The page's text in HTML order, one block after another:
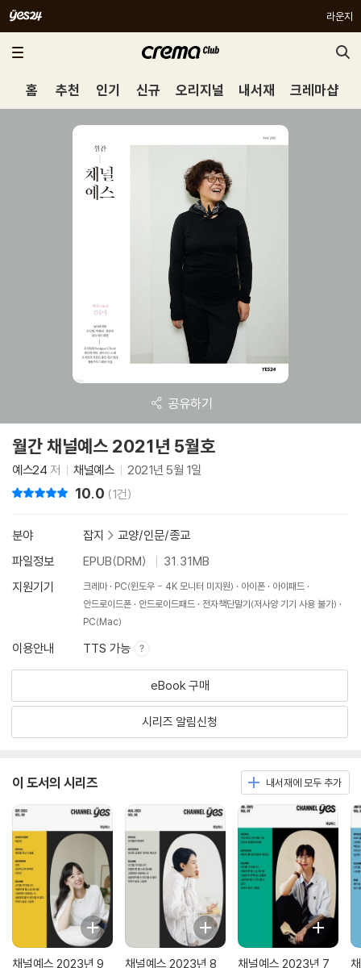
라운지
홈 추천 인기 신규 오리지널 내서재 크레마샵
공유하기
월간 채널예스 2021년 5월호
예스24 저 채널예스 2021년 5월 1일
10.0 (1건)
분야 잡지 > 교양/인문/종교
파일정보
EPUB(DRM)
31.31MB
지원기기
크레마 PC(윈도우 - 4K 모니터 미지원) 아이폰
아이패드
안드로이드폰
안드로이드패드
전자책단말기(저사양 기기 사용 불가)
PC(Mac)
이용안내 TTS 가능
eBook 구매
시리즈 알림신청
이 도서의 시리즈 내서재에 모두 추가
채널예스 2023년 9
채널예스 2023년 8
채널예스 2023년 7